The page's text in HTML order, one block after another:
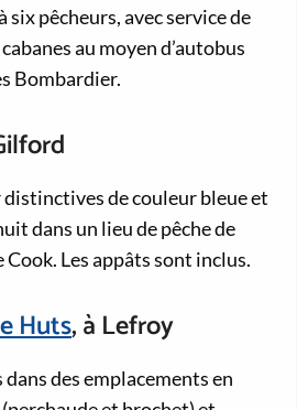
pêcheurs, avec service de
au moyen d’autobus
Bombardier.
distinctives de couleur bleue et
dans un lieu de pêche de
Cook. Les appâts sont inclus.
Huts, à Lefroy
des emplacements en